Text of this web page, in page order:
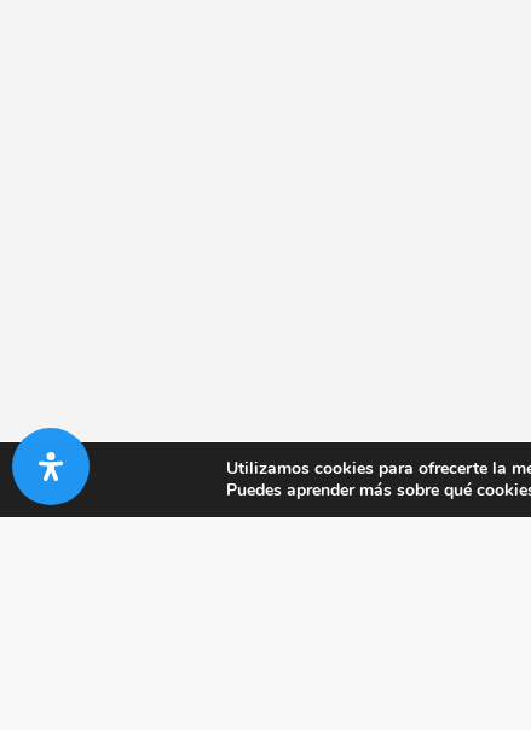
Utilizamos cookies para ofrecerte la
Puedes aprender más sobre qué